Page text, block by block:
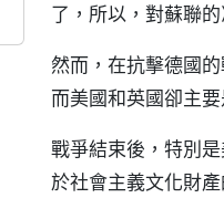
了，所以，對蘇聯
然而，在抗擊德國
而美國和英國卻主
戰爭結束後，特別
於社會主義文化財